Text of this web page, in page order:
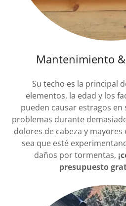
Mantenimiento
Su techo es la principal
elementos, la edad y los
pueden causar estragos
problemas durante
dolores de cabeza y
sea que esté
daños por tormentas,
presupuesto